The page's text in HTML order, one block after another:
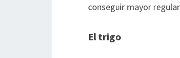
conseguir mayor
El trigo